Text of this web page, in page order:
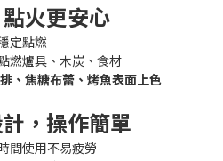
火更安心
定點燃
燃爐具、木炭、食材
、焦糖布蕾、烤魚表面上色
，操作簡單
間使用不易疲勞